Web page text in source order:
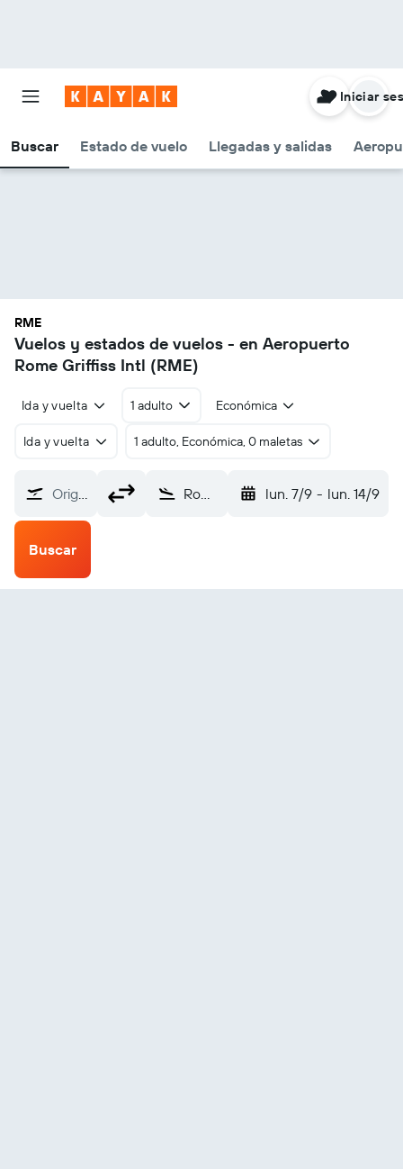
Buscar Estado de vuelo Llegadas y salidas
Iniciar
RME
Vuelos y estados de vuelos - en Aeropuerto
Rome Griffiss Intl (RME)
Ida y vuelta 1 adulto Económica
Ida y vuelta 1 adulto, Económica, 0 maletas
Origen Rome Griffiss Intl (RME) lun. 7/9 - lun. 14/9
Buscar